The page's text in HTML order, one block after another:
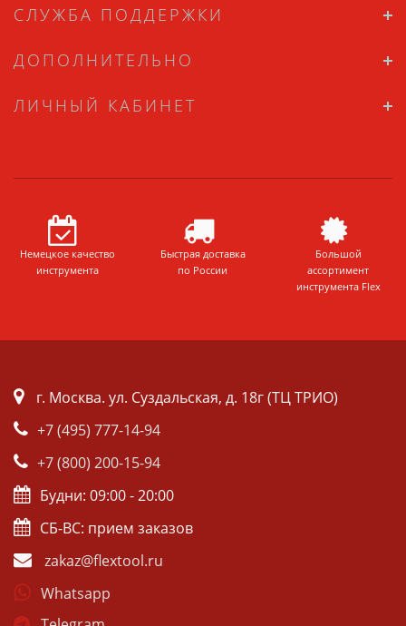
СЛУЖБА ПОДДЕРЖКИ
ДОПОЛНИТЕЛЬНО
ЛИЧНЫЙ КАБИНЕТ
Немецкое качество
инструмента
Быстрая доставка
по России
Большой
ассортимент
инструмента Flex
г. Москва. ул. Суздальская, д. 18г (ТЦ ТРИО)
+7 (495) 777-14-94
+7 (800) 200-15-94
Будни: 09:00 - 20:00
СБ-ВС: прием заказов
zakaz@flextool.ru
Whatsapp